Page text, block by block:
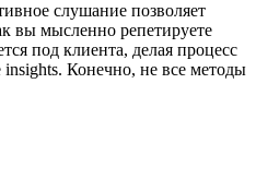
слушание позволяет
вы мысленно репетируете
под клиента, делая процесс
insights. Конечно, не все методы